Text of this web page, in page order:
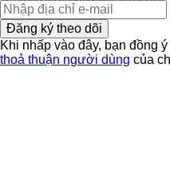
Đăng ký theo dõi
Khi nhấp vào đây, bạn đồng
thoả thuận người dùng của